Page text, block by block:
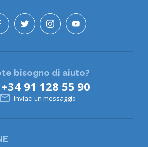
bisogno di aiuto?
+34 91 128 55 90
 Inviaci un messaggio